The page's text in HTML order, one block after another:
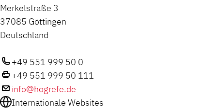
Merkelstraße 3
37085 Göttingen
Deutschland
+49 551 999 50 0
+49 551 999 50 111
info@hogrefe.de
Internationale Websites